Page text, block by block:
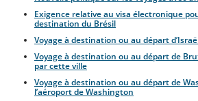
Exigence relative au visa électronique
destination du Brésil
Voyage à destination ou au départ
Voyage à destination ou au départ de
par cette ville
Voyage à destination ou au départ de
l’aéroport de Washington